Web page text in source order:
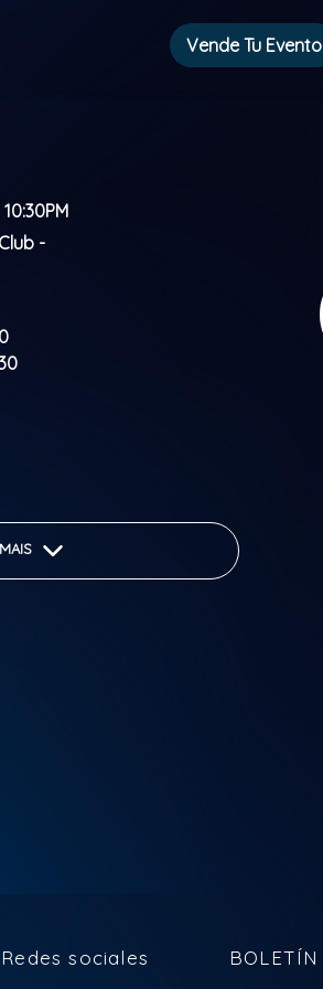
Vende Tu Evento
-
no glamour e
como retratado no
F. Scott Fitzgerald
Redes sociales BOLETÍN